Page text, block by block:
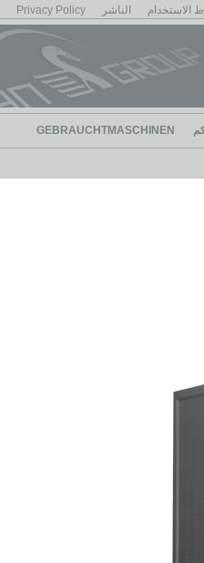
الاستخدام الناشر Privacy Policy
GEBRAUCHTMASCHINEN